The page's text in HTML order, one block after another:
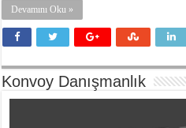
Devamını Oku »
Konvoy Danışmanlık